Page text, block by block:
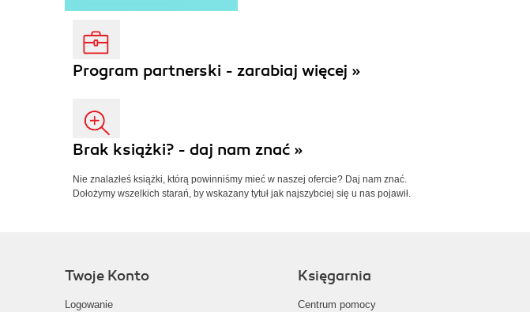
Program partnerski - zarabiaj więcej »
Brak książki? - daj nam znać »
Nie znalazłeś książki, którą powinniśmy mieć w naszej ofercie? Daj nam znać.
Dołożymy wszelkich starań, by wskazany tytuł jak najszybciej się u nas pojawił.
Twoje Konto
Logowanie
Księgarnia
Centrum pomocy